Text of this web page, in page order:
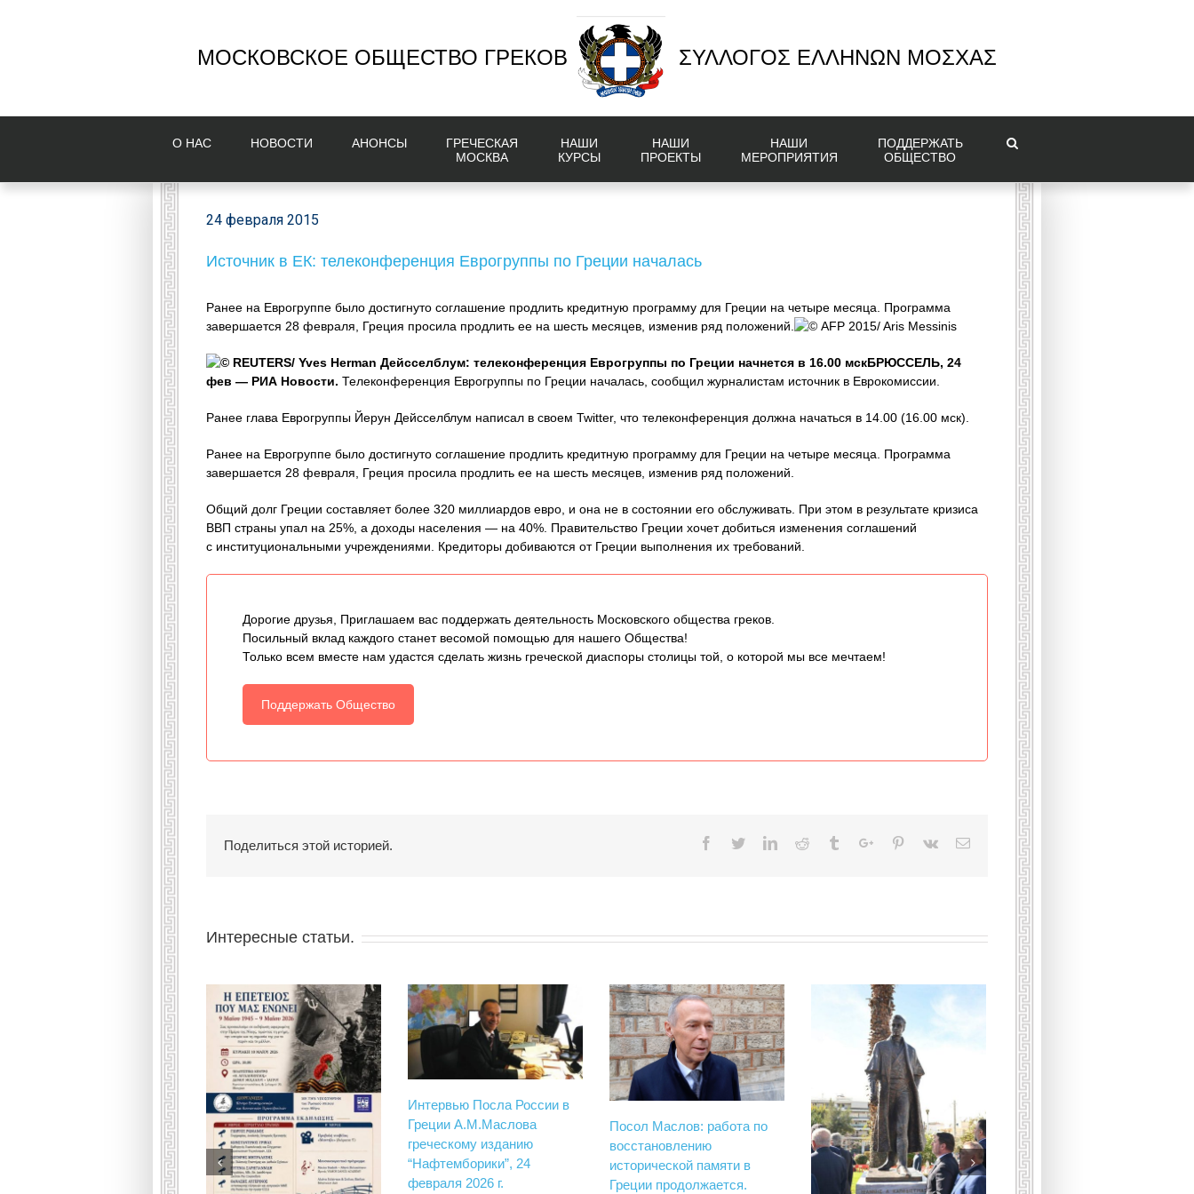
МОСКОВСКОЕ ОБЩЕСТВО ГРЕКОВ ΣΥΛΛΟΓΟΣ ΕΛΛΗΝΩΝ ΜΟΣΧΑΣ
О НAС НОВОСТИ AНОНСЫ
ГРЕЧЕСКАЯ
МОСКВА
НАШИ
КУРСЫ
НАШИ
ПРОЕКТЫ
НАШИ
МЕРОПРИЯТИЯ
ПОДДЕРЖАТЬ
ОБЩЕСТВО
24 февраля 2015
Источник в ЕК: телеконференция Еврогруппы по Греции началась
Ранее на Еврогруппе было достигнуто соглашение продлить кредитную программу для Греции на четыре месяца. Программа
завершается 28 февраля, Греция просила продлить ее на шесть месяцев, изменив ряд положений.
© AFP 2015/ Aris Messinis
© REUTERS/ Yves Herman Дейсселблум: телеконференция Еврогруппы по Греции начнется в 16.00 мскБРЮССЕЛЬ, 24
фев — РИА Новости. Телеконференция Еврогруппы по Греции началась, сообщил журналистам источник в Еврокомиссии.
Ранее глава Еврогруппы Йерун Дейсселблум написал в своем Twitter, что телеконференция должна начаться в 14.00 (16.00 мск).
Ранее на Еврогруппе было достигнуто соглашение продлить кредитную программу для Греции на четыре месяца. Программа
завершается 28 февраля, Греция просила продлить ее на шесть месяцев, изменив ряд положений.
Общий долг Греции составляет более 320 миллиардов евро, и она не в состоянии его обслуживать. При этом в результате кризиса
ВВП страны упал на 25%, а доходы населения — на 40%. Правительство Греции хочет добиться изменения соглашений
с институциональными учреждениями. Кредиторы добиваются от Греции выполнения их требований.
Дорогие друзья, Приглашаем вас поддержать деятельность Московского общества греков.
Посильный вклад каждого станет весомой помощью для нашего Общества!
Только всем вместе нам удастся сделать жизнь греческой диаспоры столицы той, о которой мы все мечтаем!
Поддержать Общество
Поделиться этой историей. Facebook
TwitterLinkedinReddit TumblrGoogle+Pinterest
Vk Email
Интересные статьи.
Интервью Посла России в
Греции А.М.Маслова
греческому изданию
“Нафтемборики”, 24
февраля 2026 г.
Посол Маслов: работа по
восстановлению
исторической памяти в
Греции продолжается.
Умерла принцесса
Греческая и Датская Ирина
16 января, 2026